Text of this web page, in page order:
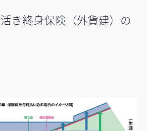
き終身保険（外貨建）の